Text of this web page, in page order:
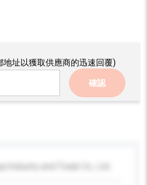
地址以獲取供應商的迅速回覆)
確認